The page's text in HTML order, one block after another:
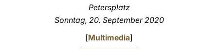
Petersplatz
Sonntag, 20. September 2020
[Multimedia]